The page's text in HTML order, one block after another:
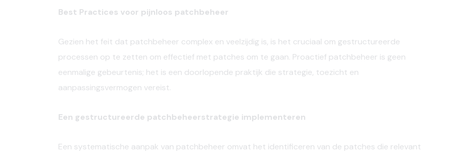
Best Practices voor pijnloos patchbeheer
Gezien het feit dat patchbeheer complex en veelzijdig is, is het cruciaal om gestructureerde
processen op te zetten om effectief met patches om te gaan. Proactief patchbeheer is geen
eenmalige gebeurtenis; het is een doorlopende praktijk die strategie, toezicht en
aanpassingsvermogen vereist.
Een gestructureerde patchbeheerstrategie implementeren
Een systematische aanpak van patchbeheer omvat het identificeren van de patches die relevant